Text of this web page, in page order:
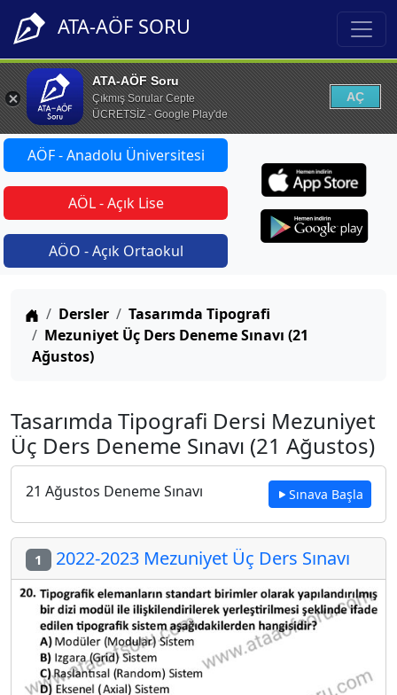
ATA-AÖF SORU
ATA-AÖF Soru
Çıkmış Sorular Cepte
ÜCRETSİZ - Google Play'de
AÇ
AÖF - Anadolu Üniversitesi
AÖL - Açık Lise
AÖO - Açık Ortaokul
Anasayfa
Dersler
Tasarımda Tipografi
Mezuniyet Üç Ders Deneme Sınavı (21
Ağustos)
Tasarımda Tipografi Dersi Mezuniyet
Üç Ders Deneme Sınavı (21 Ağustos)
21 Ağustos Deneme Sınavı Sınava Başla
1 2022-2023 Mezuniyet Üç Ders Sınavı